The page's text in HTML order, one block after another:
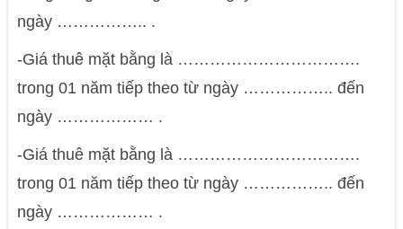
ngày …………….. .
-Giá thuê mặt bằng là …………………………….
trong 01 năm tiếp theo từ ngày …………….. đến
ngày ……………… .
-Giá thuê mặt bằng là …………………………….
trong 01 năm tiếp theo từ ngày …………….. đến
ngày ……………… .